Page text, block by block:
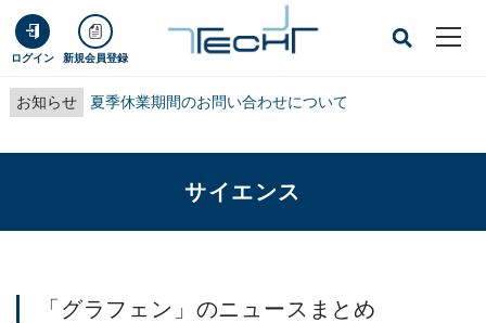
ログイン 新規会員登録
お知らせ 夏季休業期間のお問い合わせについて
サイエンス
「グラフェン」のニュースまとめ